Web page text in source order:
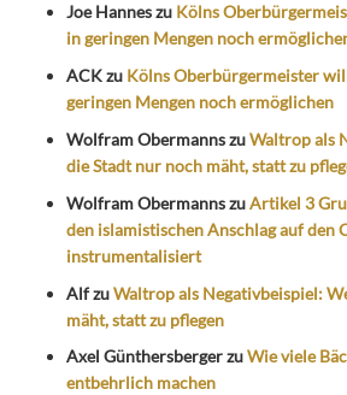
Joe Hanneszu Kölns
in geringen Mengen noch
ACKzu Kölns Oberbürgermeister
geringen Mengen noch ermöglichen
Wolfram ObermannszuWaltrop als
die Stadt nur noch mäht, statt zu
Wolfram ObermannszuArtikel 3
den islamistischen Anschlag auf den
instrumentalisiert
AlfzuWaltrop als Negativbeispiel:
mäht, statt zu pflegen
Axel GünthersbergerzuWie viele
entbehrlich machen